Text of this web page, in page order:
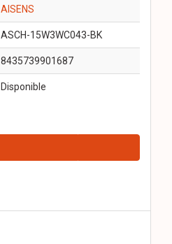
AISENS
ASCH-15W3WC043-BK
8435739901687
Disponible